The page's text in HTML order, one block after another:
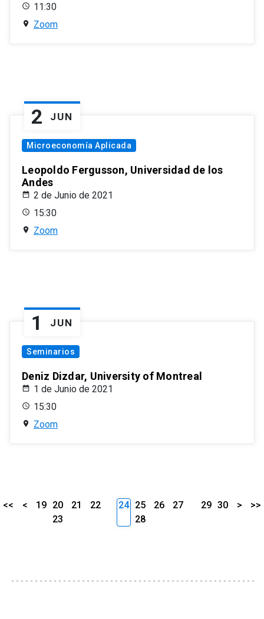
11:30
Zoom
2 JUN
Microeconomía Aplicada
Leopoldo Fergusson, Universidad de los
Andes
2 de Junio de 2021
15:30
Zoom
1 JUN
Seminarios
Deniz Dizdar, University of Montreal
1 de Junio de 2021
15:30
Zoom
<< < 19 20 21
22
23
24 25 26
27
28
29 30 > >>